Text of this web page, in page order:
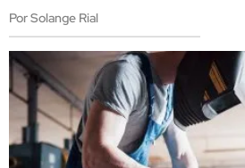
Por Solange Rial